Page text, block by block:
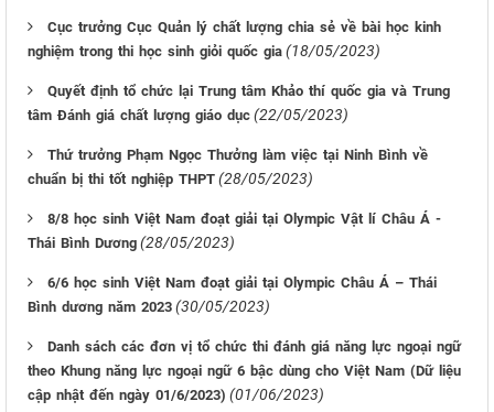
Cục trưởng Cục Quản lý chất lượng chia sẻ về bài học kinh
nghiệm trong thi học sinh giỏi quốc gia (18/05/2023)
Quyết định tổ chức lại Trung tâm Khảo thí quốc gia và Trung
tâm Đánh giá chất lượng giáo dục (22/05/2023)
Thứ trưởng Phạm Ngọc Thưởng làm việc tại Ninh Bình về
chuẩn bị thi tốt nghiệp THPT (28/05/2023)
8/8 học sinh Việt Nam đoạt giải tại Olympic Vật lí Châu Á -
Thái Bình Dương (28/05/2023)
6/6 học sinh Việt Nam đoạt giải tại Olympic Châu Á – Thái
Bình dương năm 2023 (30/05/2023)
Danh sách các đơn vị tổ chức thi đánh giá năng lực ngoại ngữ
theo Khung năng lực ngoại ngữ 6 bậc dùng cho Việt Nam (Dữ liệu
cập nhật đến ngày 01/6/2023) (01/06/2023)